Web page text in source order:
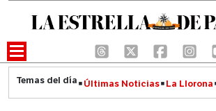
Últimas Noticias La Llorona